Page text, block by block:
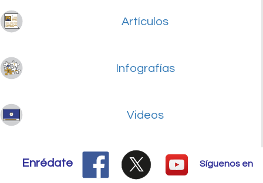
Artículos
Infografías
Videos
Enrédate Síguenos en